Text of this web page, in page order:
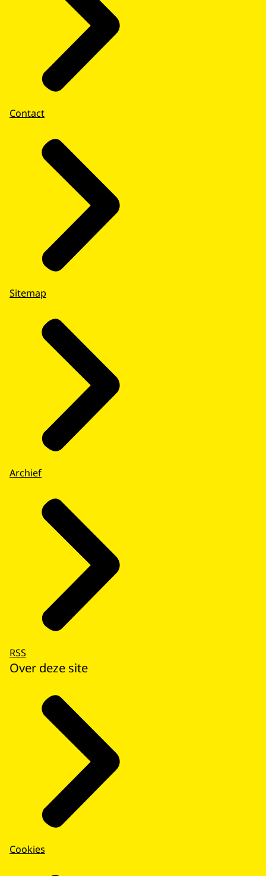
Cookie blijft 30 minuten bewaard.
Contact
Sitemap
Archief
RSS
Over deze site
Cookies